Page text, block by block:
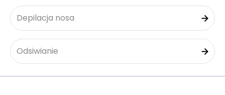
Depilacja nosa
Odsiwianie